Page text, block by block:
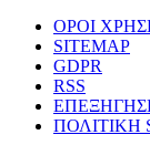
ΟΡΟΙ
SITEMAP
GDPR
RSS
ΠΟΛΙΤΙΚΗ